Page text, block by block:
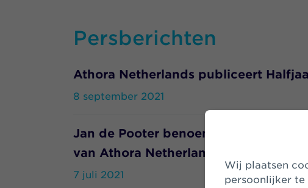
Wij plaatsen cookies om uw bezoek op onze website makkelijker en
persoonlijker te
Persberichten
Athora Netherlands publiceert
8 september 2021
Jan de Pooter benoemd to Chief
van Athora Netherlands
7 juli 2021